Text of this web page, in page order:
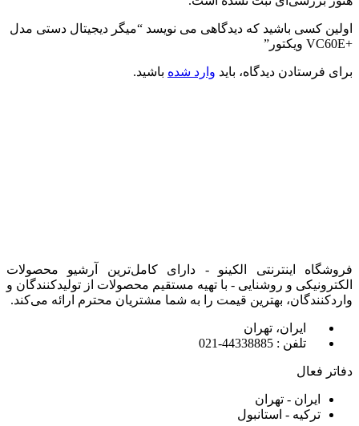
اولین کسی باشید که دیدگاهی می نویسد “میگر دیجیتال دستی مدل
+VC60E ویکتور”
برای فرستادن دیدگاه، باید وارد شده باشید.
فروشگاه اینترنتی الکینو - دارای کامل‌ترین آرشیو محصولات
الکترونیکی و روشنایی - با تهیه مستقیم محصولات از تولیدکنندگان و
واردکنندگان، بهترین قیمت را به شما مشتریان محترم ارائه می‌کند.
ایران، تهران
تلفن : 44338885-021
دفاتر فعال
ایران - تهران
ترکیه - استانبول